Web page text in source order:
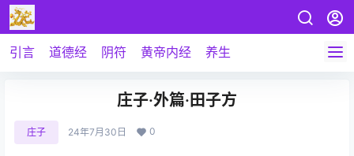
引言 道德经 阴符 黄帝内经 养生
庄子·外篇·田子方
庄子 24年7月30日 0